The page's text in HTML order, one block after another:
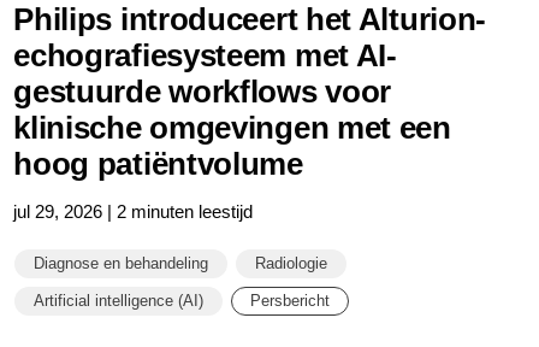
Philips introduceert het Alturion-
echografiesysteem met AI-
gestuurde workflows voor
klinische omgevingen met een
hoog patiëntvolume
jul 29, 2026 | 2 minuten leestijd
Diagnose en behandeling Radiologie
Artificial intelligence (AI) Persbericht